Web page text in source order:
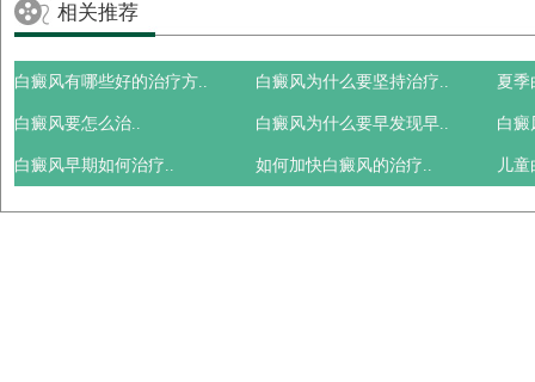
相关推荐
白癜风有哪些好的治疗方.. 白癜风为什么要坚持治疗.. 夏季
白癜风要怎么治.. 白癜风为什么要早发现早.. 白癜
白癜风早期如何治疗.. 如何加快白癜风的治疗.. 儿